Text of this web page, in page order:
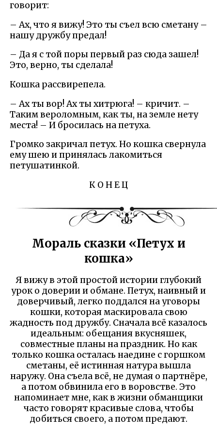
говорит:
– Ах, что я вижу! Это ты съел всю сметану –
нашу дружбу предал!
– Да я с той поры первый раз сюда зашел!
Это, верно, ты сделала!
Кошка рассвирепела.
– Ах ты вор! Ах ты хитрюга! – кричит. –
Таким вероломным, как ты, на земле нету
места! – И бросилась на петуха.
Громко закричал петух. Но кошка свернула
ему шею и принялась лакомиться
петушатинкой.
К О Н Е Ц
Мораль сказки «Петух и
кошка»
Я вижу в этой простой истории глубокий
урок о доверии и обмане. Петух, наивный и
доверчивый, легко поддался на уговоры
кошки, которая маскировала свою
жадность под дружбу. Сначала всё казалось
идеальным: обещания вкусняшек,
совместные планы на праздник. Но как
только кошка осталась наедине с горшком
сметаны, её истинная натура вышла
наружу. Она съела всё, не думая о партнёре,
а потом обвинила его в воровстве. Это
напоминает мне, как в жизни обманщики
часто говорят красивые слова, чтобы
добиться своего, а потом предают.